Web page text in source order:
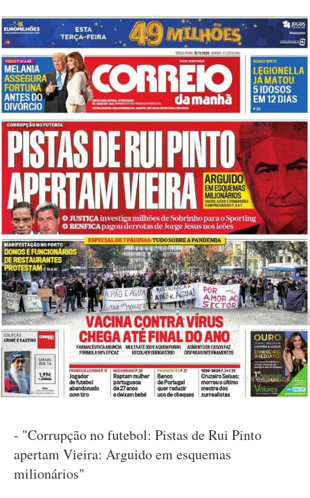
- "Corrupção no futebol: Pistas de Rui Pinto
apertam Vieira: Arguido em esquemas
milionários"